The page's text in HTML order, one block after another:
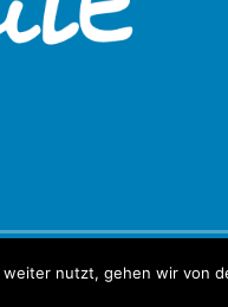
nutzt, gehen wir von